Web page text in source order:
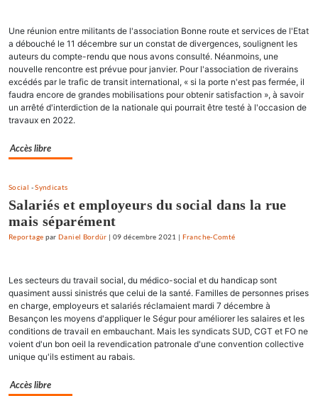
Une réunion entre militants de l'association Bonne route et services de l'Etat
a débouché le 11 décembre sur un constat de divergences, soulignent les
auteurs du compte-rendu que nous avons consulté. Néanmoins, une
nouvelle rencontre est prévue pour janvier. Pour l'association de riverains
excédés par le trafic de transit international, « si la porte n'est pas fermée, il
faudra encore de grandes mobilisations pour obtenir satisfaction », à savoir
un arrêté d'interdiction de la nationale qui pourrait être testé à l'occasion de
travaux en 2022.
Accès libre
Social -Syndicats
Salariés et employeurs du social dans la rue
mais séparément
Reportage par Daniel Bordür 09 décembre 2021 Franche-Comté
Les secteurs du travail social, du médico-social et du handicap sont
quasiment aussi sinistrés que celui de la santé. Familles de personnes prises
en charge, employeurs et salariés réclamaient mardi 7 décembre à
Besançon les moyens d'appliquer le Ségur pour améliorer les salaires et les
conditions de travail en embauchant. Mais les syndicats SUD, CGT et FO ne
voient d'un bon oeil la revendication patronale d'une convention collective
unique qu'ils estiment au rabais.
Accès libre